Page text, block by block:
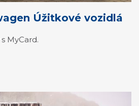
Úžitkové vozidlá
MyCard.